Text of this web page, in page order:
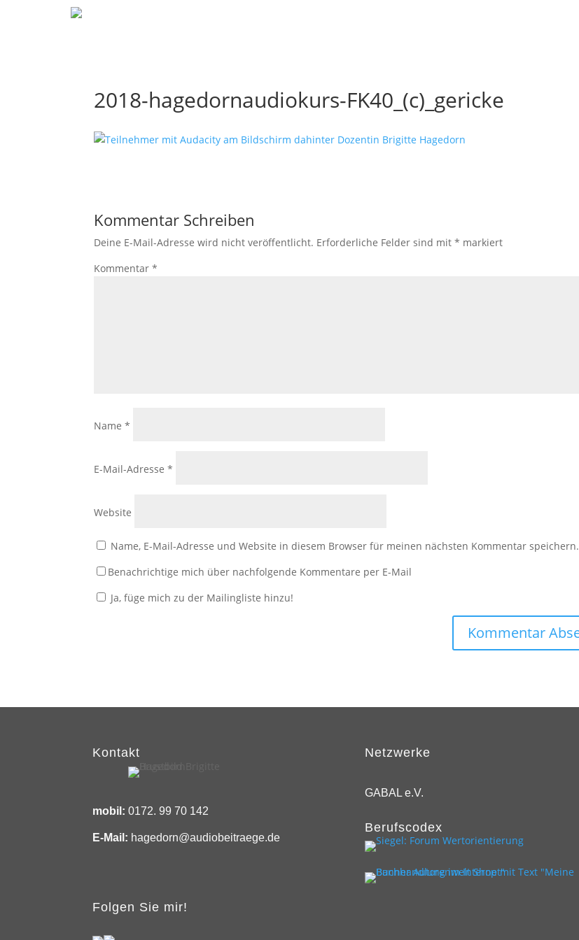
2018-hagedornaudiokurs-FK40_(c)_gericke
Kommentar Schreiben
Deine E-Mail-Adresse wird nicht veröffentlicht. Erforderliche Felder sind mit* markiert
Kommentar*
Name*
E-Mail-Adresse*
Website
Name, E-Mail-Adresse und Website in diesem Browser für meinen nächsten Kommentar speichern.
Benachrichtige mich über nachfolgende Kommentare per E-Mail
Ja, füge mich zu der Mailingliste hinzu!
Kontakt
mobil: 0172. 99 70 142
E-Mail: hagedorn@audiobeitraege.de
Folgen Sie mir!
Netzwerke
GABAL e.V.
Berufscodex